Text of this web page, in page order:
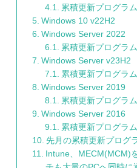
累積更新プログラム
Windows 10 v22H2
Windows Server 2022
累積更新プログラム
Windows Server v23H2
累積更新プログラム
Windows Server 2019
累積更新プログラ
Windows Server 2016
累積更新プログラ
先月の累積更新プログ
Intune、MECM(MCM)